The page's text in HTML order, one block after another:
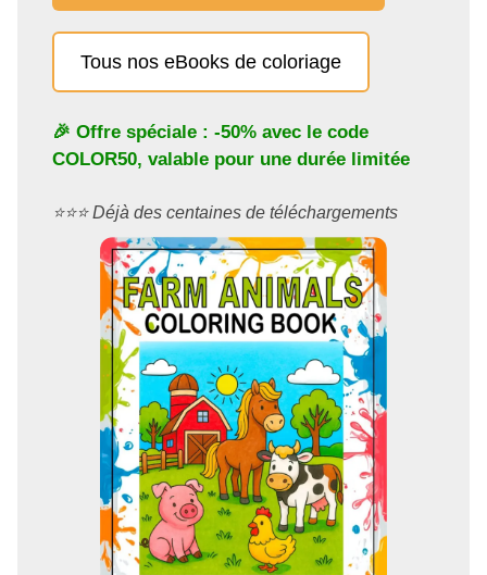
Tous nos eBooks de coloriage
🎉 Offre spéciale : -50% avec le code
COLOR50, valable pour une durée limitée
⭐️⭐️⭐️ Déjà des centaines de téléchargements